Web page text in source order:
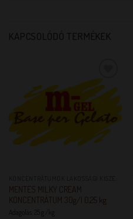
KAPCSOLÓDÓ TERMÉKEK
KEDVENCEM!
MENTES MILKY CREAM
KONCENTRÁTUM 30g/l 0,25 kg